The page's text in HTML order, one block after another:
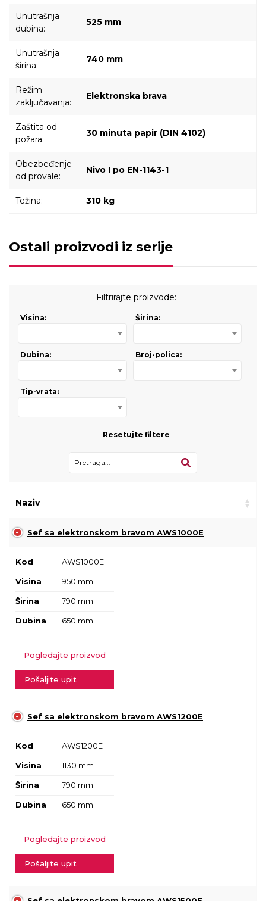
Unutrašnja
dubina:
525 mm
Unutrašnja
širina:
740 mm
Režim
zaključavanja:
Elektronska brava
Zaštita od
požara:
30 minuta papir (DIN 4102)
Obezbeđenje
od provale:
Nivo I po EN-1143-1
Težina: 310 kg
Ostali proizvodi iz serije
Filtrirajte proizvode:
Visina: Širina:
Dubina: Broj-polica:
Tip-vrata:
Resetujte filtere
Naziv
Sef sa elektronskom bravom AWS1000E
Kod AWS1000E
Visina 950 mm
Širina 790 mm
Dubina 650 mm
Pogledajte proizvod
Pošaljite upit
Sef sa elektronskom bravom AWS1200E
Kod AWS1200E
Visina 1130 mm
Širina 790 mm
Dubina 650 mm
Pogledajte proizvod
Pošaljite upit